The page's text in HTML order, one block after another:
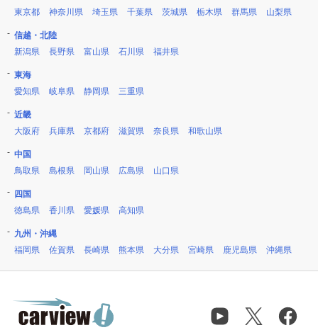
東京都
神奈川県 埼玉県 千葉県 茨城県 栃木県 群馬県 山梨県
信越・北陸
新潟県
長野県 富山県 石川県 福井県
東海
愛知県
岐阜県 静岡県 三重県
近畿
大阪府
兵庫県 京都府 滋賀県 奈良県 和歌山県
中国
鳥取県
島根県 岡山県 広島県 山口県
四国
徳島県
香川県 愛媛県 高知県
九州・沖縄
福岡県
佐賀県 長崎県 熊本県 大分県 宮崎県 鹿児島県 沖縄県